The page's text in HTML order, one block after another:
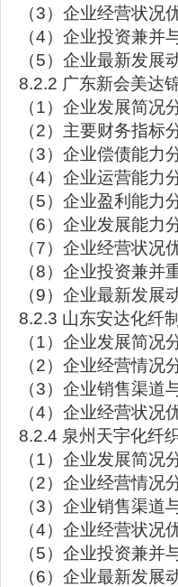
（3）企业经营状况
（4）企业投资兼并
（5）企业最新发展
8.2.2 广东新会美达
（1）企业发展简况
（2）主要财务指标
（3）企业偿债能力
（4）企业运营能力
（5）企业盈利能力
（6）企业发展能力
（7）企业经营状况
（8）企业投资兼并
（9）企业最新发展
8.2.3 山东安达化纤
（1）企业发展简况
（2）企业经营情况
（3）企业销售渠道
（4）企业经营状况
8.2.4 泉州天宇化纤
（1）企业发展简况
（2）企业经营情况
（3）企业销售渠道
（4）企业经营状况
（5）企业投资兼并
（6）企业最新发展